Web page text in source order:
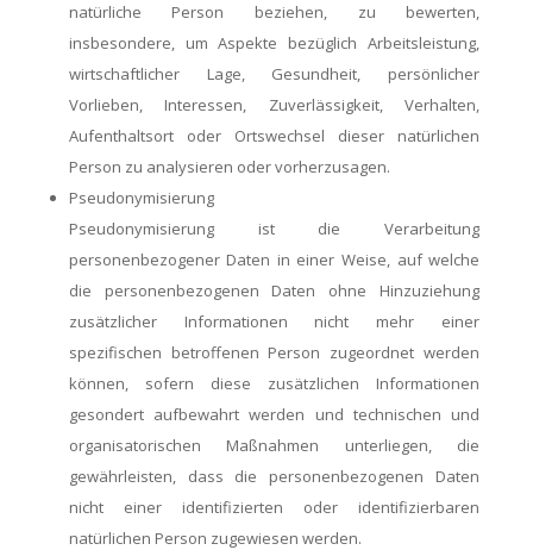
natürliche Person beziehen, zu bewerten,
insbesondere, um Aspekte bezüglich Arbeitsleistung,
wirtschaftlicher Lage, Gesundheit, persönlicher
Vorlieben, Interessen, Zuverlässigkeit, Verhalten,
Aufenthaltsort oder Ortswechsel dieser natürlichen
Person zu analysieren oder vorherzusagen.
Pseudonymisierung
Pseudonymisierung ist die Verarbeitung
personenbezogener Daten in einer Weise, auf welche
die personenbezogenen Daten ohne Hinzuziehung
zusätzlicher Informationen nicht mehr einer
spezifischen betroffenen Person zugeordnet werden
können, sofern diese zusätzlichen Informationen
gesondert aufbewahrt werden und technischen und
organisatorischen Maßnahmen unterliegen, die
gewährleisten, dass die personenbezogenen Daten
nicht einer identifizierten oder identifizierbaren
natürlichen Person zugewiesen werden.